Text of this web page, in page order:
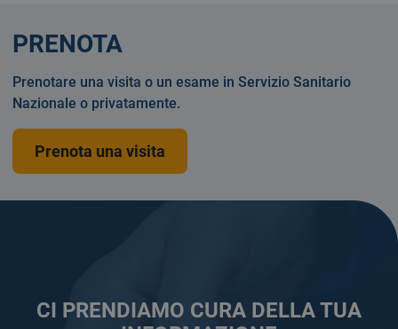
CI PRENDIAMO CURA DELLA TUA
PRENOTA
Prenotare una visita o un esame in Servizio Sanitario
Nazionale o privatamente.
Prenota una visita